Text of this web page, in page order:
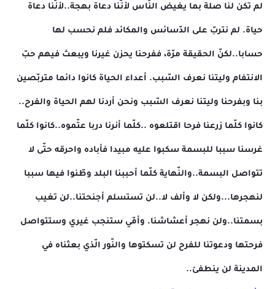
لم تكن لنا صلة بما يغيض النّاس لأنّنا دعاة بهجة..لأنّنا دعاة
حياة. لم نتربّ على الدّسائس والمكائد فلم نحسب لها
حسابا..لكنّ الحقيقة مرّة، ففرحنا يحزن غيرنا ويبعث فيهم حبّ
الانتفام وليتنا نعرف السّبب. أعداء الحياة كانوا دائما متربّصين
بنا وبفرحنا وليتنا نعرف السّبب ونحن أردنا لهم الحياة والفرح..
كانوا كلّما زرعنا فرحا اقتلعوه ..كلّما أنرنا دربا عتّموه..كانوا كلّما
غرسنا سببا للبسمة سكبوا عليه مبيدا فأباده واحرقه حتّى لا
تتواصل البسمة..والنّهاية كلّما أحببنا البلد وطّنوا فيها سببا
لنهجرها...ولكن لا وألف لا..لن تستسلم أجنحتنا..لن تغيب
بسمتنا..ولن نهجر أعشاشنا. وأمّي ستنجب غيري وستتواصل
فرحتها ودعوتنا للفرح لن تسكتوها والنّور الّذي بعثناه في
المدينة لن ينطفئ..